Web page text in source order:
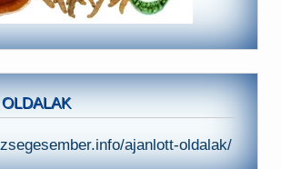
ajanlott-oldalak/